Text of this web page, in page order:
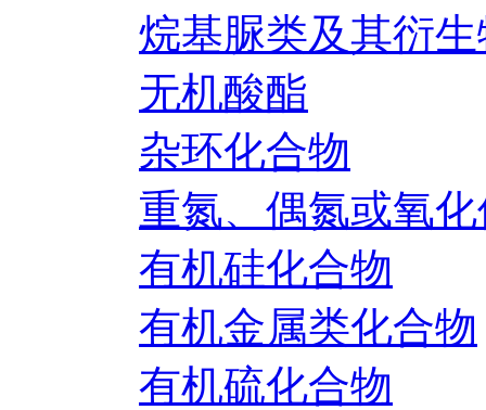
烷基脲类及其衍
无机酸酯
杂环化合物
重氮、偶氮或氧
有机硅化合物
有机金属类化合物
有机硫化合物